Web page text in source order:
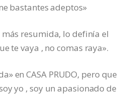
bastantes adeptos»
resumida, lo definía el
te vaya , no comas raya».
en CASA PRUDO, pero que
yo , soy un apasionado de